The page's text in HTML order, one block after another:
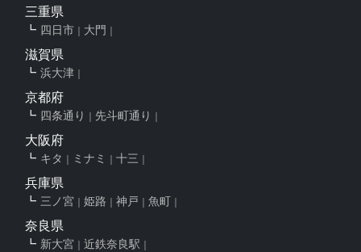
三重県
四日市 大門
滋賀県
浜大津
京都府
四条通り 先斗町通り
大阪府
キタ ミナミ 十三
兵庫県
三ノ宮 姫路 神戸 魚町
奈良県
新大宮 近鉄奈良駅